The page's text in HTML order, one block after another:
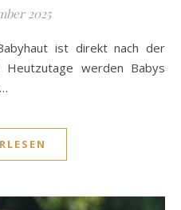
2025
Heutzutage werden Babys